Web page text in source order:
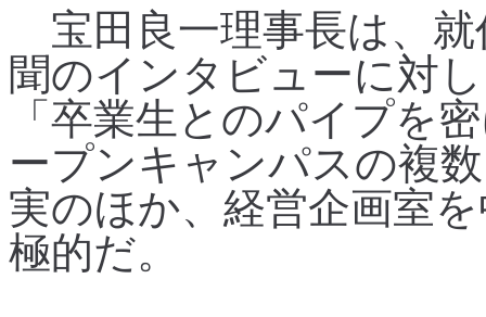
宝田良一理事長は、就
聞のインタビューに対
「卒業生とのパイプを
ープンキャンパスの複
実のほか、経営企画室
極的だ。